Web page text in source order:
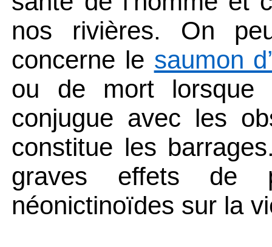
nos rivières. On
concerne le saumon
ou de mort lorsque
conjugue avec les
constitue les
graves effets de
néonictinoïdes sur la